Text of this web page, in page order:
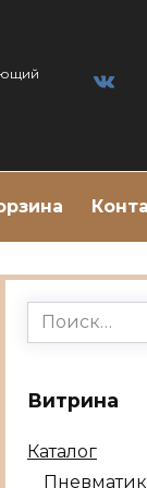
Search
for:
Витрина
Каталог